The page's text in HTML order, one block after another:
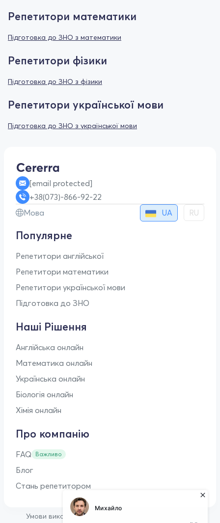
Репетитори математики
Підготовка до ЗНО з математики
Репетитори фізики
Підготовка до ЗНО з фізики
Репетитори української мови
Підготовка до ЗНО з української мови
[email protected]
+38(073)-866-92-22
Мова
UA RU
Популярне
Репетитори англійської
Репетитори математики
Репетитори української мови
Підготовка до ЗНО
Наші Рішення
Англійська онлайн
Математика онлайн
Українська онлайн
Біологія онлайн
Хімія онлайн
Про компанію
FAQ Важливо
Блог
Стань репетитором
Умови використання